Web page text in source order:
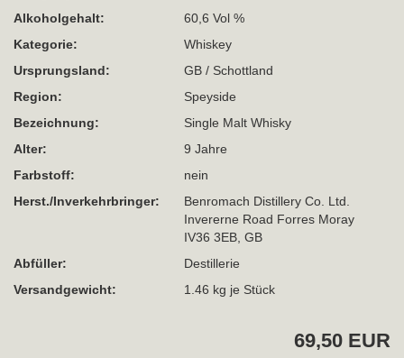
Alkoholgehalt:
60,6 Vol %
Kategorie:
Whiskey
Ursprungsland:
GB / Schottland
Region:
Speyside
Bezeichnung:
Single Malt Whisky
Alter:
9 Jahre
Farbstoff:
nein
Herst./Inverkehrbringer:
Benromach Distillery Co. Ltd.
Invererne Road Forres Moray
IV36 3EB, GB
Abfüller:
Destillerie
Versandgewicht:
1.46 kg je Stück
69,50 EUR